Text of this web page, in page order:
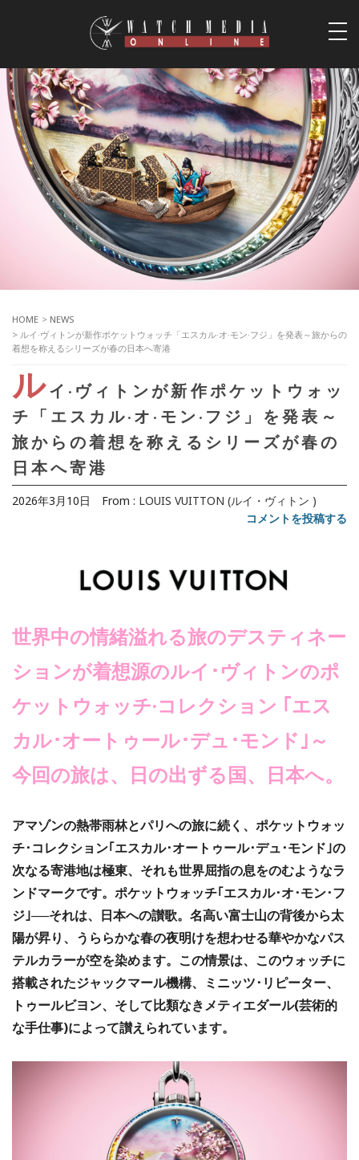
HOME > NEWS
> ルイ·ヴィトンが新作ポケットウォッチ「エスカル·オ·モン·フジ」を発表～旅からの
着想を称えるシリーズが春の日本へ寄港
ル イ·ヴィトンが新作ポケットウォッ
チ「エスカル·オ·モン·フジ」を発表～
旅からの着想を称えるシリーズが春の
日本へ寄港
2026年3月10日 From : LOUIS VUITTON (ルイ・ヴィトン )
コメントを投稿する
世界中の情緒溢れる旅のデスティネー
ションが着想源のルイ･ヴィトンのポ
ケットウォッチ·コレクション ｢エス
カル･オートゥール･デュ･モンド｣～
今回の旅は、日の出ずる国、日本へ。
アマゾンの熱帯雨林とパリへの旅に続く、ポケットウォッ
チ･コレクション｢エスカル･オートゥール･デュ･モンド｣の
次なる寄港地は極東、それも世界屈指の息をのむようなラ
ンドマークです。ポケットウォッチ｢エスカル･オ･モン･フ
ジ｣──それは、日本への讃歌。名高い富士山の背後から太
陽が昇り、うららかな春の夜明けを想わせる華やかなパス
テルカラーが空を染めます。この情景は、このウォッチに
搭載されたジャックマール機構、ミニッツ･リピーター、
トゥールビヨン、そして比類なきメティエダール(芸術的
な手仕事)によって讃えられています。